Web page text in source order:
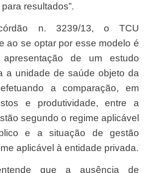
resultados”.
ao se optar por esse modelo é
de um estudo
a unidade de saúde objeto da
a comparação, em
e produtividade, entre a
segundo o regime aplicável
e a situação de gestão
aplicável à entidade privada.